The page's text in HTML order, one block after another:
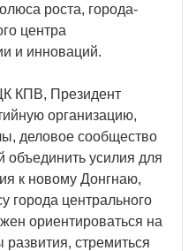
роста, города-
центра
и инноваций.
КПВ, Президент
организацию,
деловое сообщество
объединить усилия для
к новому Донгнаю,
города центрального
ориентироваться на
стремиться